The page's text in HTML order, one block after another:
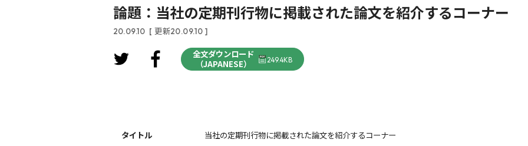
論題：当社の定期刊行物に掲載された論文を紹介するコーナー
20.09.10 [ 更新20.09.10 ]
全文ダウンロード
（JAPANESE）
249.4KB
タイトル 当社の定期刊行物に掲載された論文を紹介するコーナー